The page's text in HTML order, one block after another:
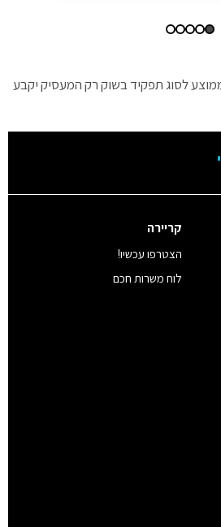
לסוג תפקיד בשוק רק המעסיק יקבע
קריירה
הצטרפו עכשיו!
לוח משרות חכם